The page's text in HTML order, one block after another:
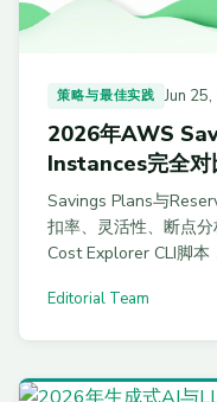
策略与最佳实践 Jun
2026年AWS
Instances完全对
Savings Plans与
扣率、灵活性、断点
Cost Explorer CLI脚
Editorial Team